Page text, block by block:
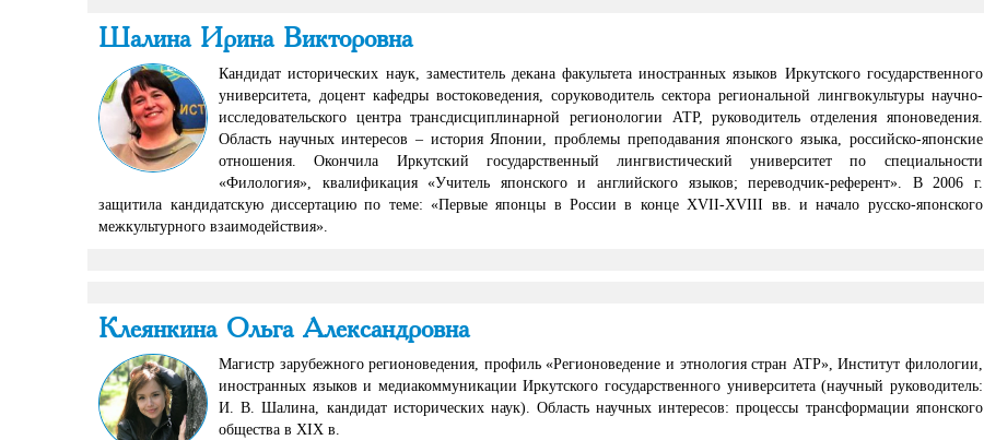
Шалина Ирина Викторовна
Кандидат исторических наук, заместитель декана факультета иностранных языков Иркутского государственного
университета, доцент кафедры востоковедения, соруководитель сектора региональной лингвокультуры научно-
исследовательского центра трансдисциплинарной регионологии АТР, руководитель отделения японоведения.
Область научных интересов – история Японии, проблемы преподавания японского языка, российско-японские
отношения. Окончила Иркутский государственный лингвистический университет по специальности
«Филология», квалификация «Учитель японского и английского языков; переводчик-референт». В 2006 г.
защитила кандидатскую диссертацию по теме: «Первые японцы в России в конце XVII-XVIII вв. и начало русско-японского
межкультурного взаимодействия».
Клеянкина Ольга Александровна
Магистр зарубежного регионоведения, профиль «Регионоведение и этнология стран АТР», Институт филологии,
иностранных языков и медиакоммуникации Иркутского государственного университета (научный руководитель:
И. В. Шалина, кандидат исторических наук). Область научных интересов: процессы трансформации японского
общества в XIX в.